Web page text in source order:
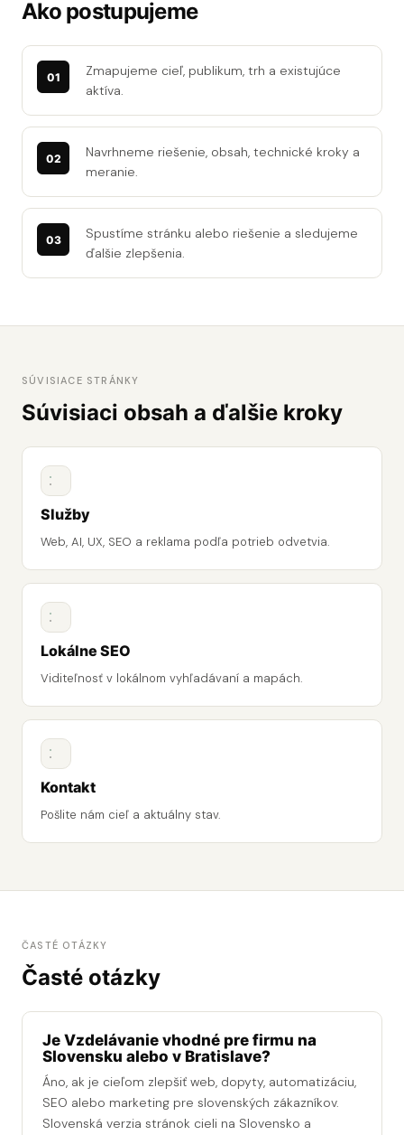
Ako postupujeme
Zmapujeme cieľ, publikum, trh a existujúce
aktíva.
Navrhneme riešenie, obsah, technické kroky a
meranie.
Spustíme stránku alebo riešenie a sledujeme
ďalšie zlepšenia.
SÚVISIACE STRÁNKY
Súvisiaci obsah a ďalšie kroky
Služby
Web, AI, UX, SEO a reklama podľa potrieb odvetvia.
Lokálne SEO
Viditeľnosť v lokálnom vyhľadávaní a mapách.
Kontakt
Pošlite nám cieľ a aktuálny stav.
ČASTÉ OTÁZKY
Časté otázky
Je Vzdelávanie vhodné pre firmu na
Slovensku alebo v Bratislave?
Áno, ak je cieľom zlepšiť web, dopyty, automatizáciu,
SEO alebo marketing pre slovenských zákazníkov.
Slovenská verzia stránok cieli na Slovensko a